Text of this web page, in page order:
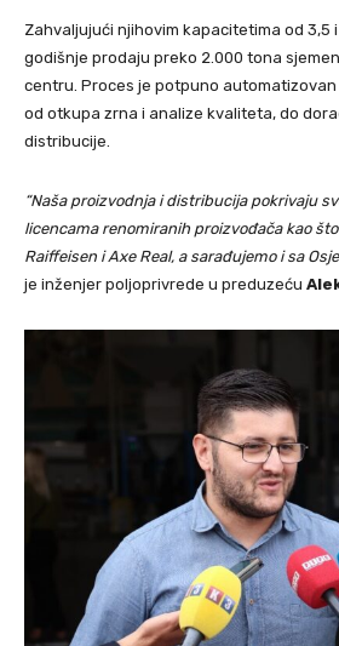
Zahvaljujući njihovim kapacitetima od 3,5
godišnje prodaju preko 2.000 tona
centru. Proces je potpuno
od otkupa zrna i analize kvaliteta, do
distribucije.
“Naša proizvodnja i distribucija pokrivaju
licencama renomiranih proizvođača kao
Raiffeisen i Axe Real, a sarađujemo i sa
je inženjer poljoprivrede u preduzeću